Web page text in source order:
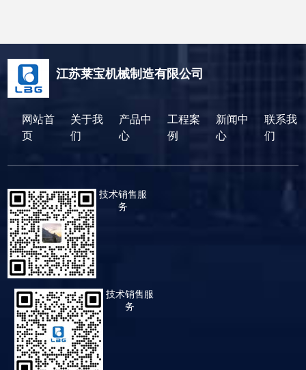
江苏莱宝机械制造有限公司
网站首
页
关于我
们
产品中
心
工程案
例
新闻中
心
联系我
们
技术销售服
务
技术销售服
务